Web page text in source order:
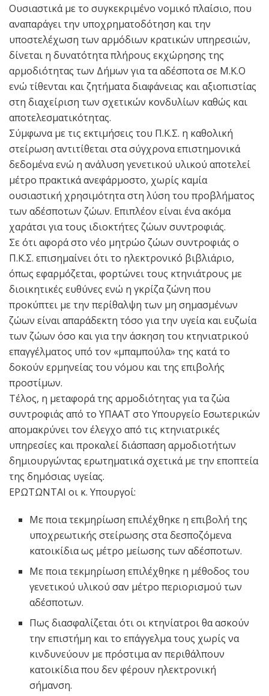
Ουσιαστικά με το συγκεκριμένο νομικό πλαίσιο, που
αναπαράγει την υποχρηματοδότηση και την
υποστελέχωση των αρμόδιων κρατικών υπηρεσιών,
δίνεται η δυνατότητα πλήρους εκχώρησης της
αρμοδιότητας των Δήμων για τα αδέσποτα σε Μ.Κ.Ο
ενώ τίθενται και ζητήματα διαφάνειας και αξιοπιστίας
στη διαχείριση των σχετικών κονδυλίων καθώς και
αποτελεσματικότητας.
Σύμφωνα με τις εκτιμήσεις του Π.Κ.Σ. η καθολική
στείρωση αντιτίθεται στα σύγχρονα επιστημονικά
δεδομένα ενώ η ανάλυση γενετικού υλικού αποτελεί
μέτρο πρακτικά ανεφάρμοστο, χωρίς καμία
ουσιαστική χρησιμότητα στη λύση του προβλήματος
των αδέσποτων ζώων. Επιπλέον είναι ένα ακόμα
χαράτσι για τους ιδιοκτήτες ζώων συντροφιάς.
Σε ότι αφορά στο νέο μητρώο ζώων συντροφιάς ο
Π.Κ.Σ. επισημαίνει ότι το ηλεκτρονικό βιβλιάριο,
όπως εφαρμόζεται, φορτώνει τους κτηνιάτρους με
διοικητικές ευθύνες ενώ η γκρίζα ζώνη που
προκύπτει με την περίθαλψη των μη σημασμένων
ζώων είναι απαράδεκτη τόσο για την υγεία και ευζωία
των ζώων όσο και για την άσκηση του κτηνιατρικού
επαγγέλματος υπό τον «μπαμπούλα» της κατά το
δοκούν ερμηνείας του νόμου και της επιβολής
προστίμων.
Τέλος, η μεταφορά της αρμοδιότητας για τα ζώα
συντροφιάς από το ΥΠΑΑΤ στο Υπουργείο Εσωτερικών
απομακρύνει τον έλεγχο από τις κτηνιατρικές
υπηρεσίες και προκαλεί διάσπαση αρμοδιοτήτων
δημιουργώντας ερωτηματικά σχετικά με την εποπτεία
της δημόσιας υγείας.
ΕΡΩΤΩΝΤΑΙ οι κ. Υπουργοί:
Με ποια τεκμηρίωση επιλέχθηκε η επιβολή της
υποχρεωτικής στείρωσης στα δεσποζόμενα
κατοικίδια ως μέτρο μείωσης των αδέσποτων.
Με ποια τεκμηρίωση επιλέχθηκε η μέθοδος του
γενετικού υλικού σαν μέτρο περιορισμού των
αδέσποτων.
Πως διασφαλίζεται ότι οι κτηνίατροι θα ασκούν
την επιστήμη και το επάγγελμα τους χωρίς να
κινδυνεύουν με πρόστιμα αν περιθάλπουν
κατοικίδια που δεν φέρουν ηλεκτρονική
σήμανση.